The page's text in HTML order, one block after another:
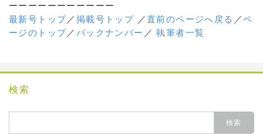
ーーーーーーーーーーー
最新号トップ／ 掲載号トップ ／直前のページへ戻る ／ペ
ージのトップ／ バックナンバー ／執筆者一覧
検索